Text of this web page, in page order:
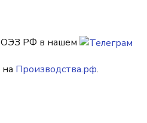
ОЭЗ РФ в нашем
на Производства.рф.